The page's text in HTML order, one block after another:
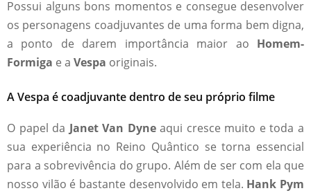
Possui alguns bons momentos e consegue desenvolver
os personagens coadjuvantes de uma forma bem digna,
a ponto de darem importância maior ao Homem-
Formiga e a Vespa originais.
A Vespa é coadjuvante dentro de seu próprio filme
O papel da Janet Van Dyneaqui cresce muito e toda a
sua experiência no Reino Quântico se torna essencial
para a sobrevivência do grupo. Além de ser com ela que
nosso vilão é bastante desenvolvido em tela. Hank Pym